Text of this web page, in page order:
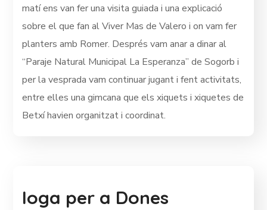
matí ens van fer una visita guiada i una explicació
sobre el que fan al Viver Mas de Valero i on vam fer
planters amb Romer. Després vam anar a dinar al
“Paraje Natural Municipal La Esperanza” de Sogorb i
per la vesprada vam continuar jugant i fent activitats,
entre elles una gimcana que els xiquets i xiquetes de
Betxí havien organitzat i coordinat.
Ioga per a Dones